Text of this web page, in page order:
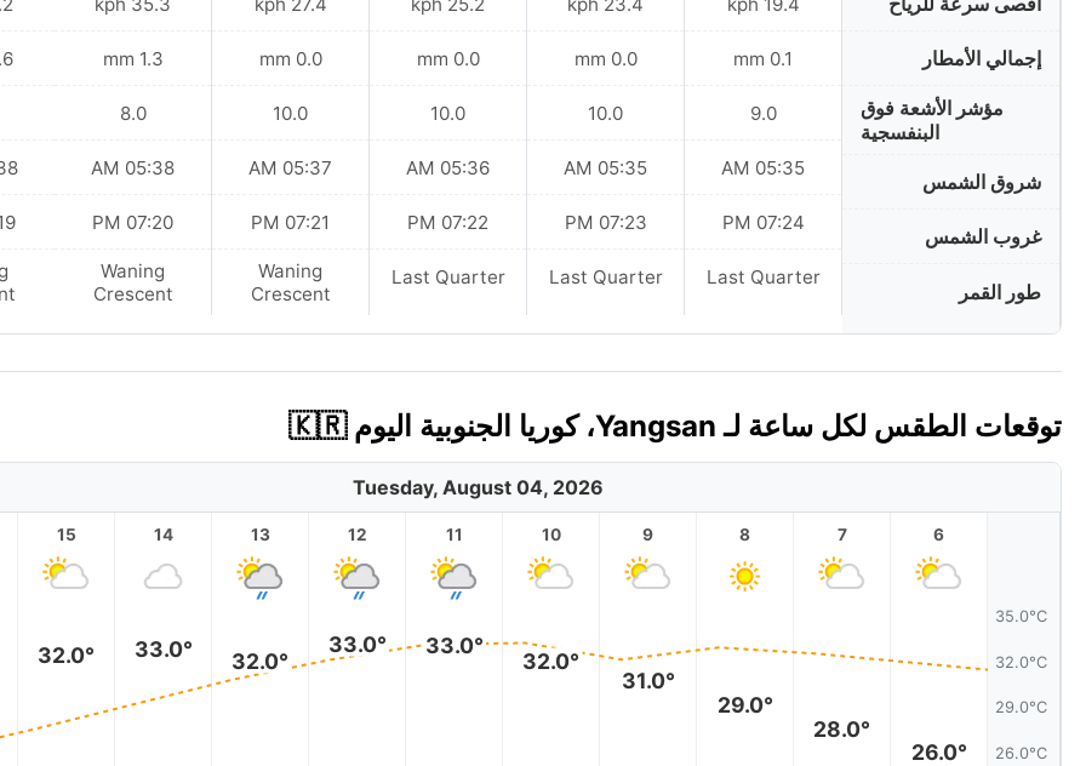
إجمالي الأمطار
مؤشر الأشعة فوق
البنفسجية
شروق الشمس
غروب الشمس
طور القمر
0.1 mm
9.0
05:35 AM
07:24 PM
Last Quarter
0.0 mm
10.0
05:35 AM
07:23 PM
Last Quarter
0.0 mm
10.0
05:36 AM
07:22 PM
Last Quarter
0.0 mm
10.0
05:37 AM
07:21 PM
Waning
Crescent
1.3 mm
8.0
05:38 AM
07:20 PM
Waning
Crescent
توقعات الطقس لكل ساعة لـ Yangsan، كوريا الجنوبية اليوم 🇰🇷
Tuesday, August 04, 2026
35.0°C
32.0°C
29.0°C
26.0°C
6
26.0°
7
28.0°
8
29.0°
9
31.0°
10
32.0°
11
33.0°
12
33.0°
13
32.0°
14
33.0°
15
32.0°